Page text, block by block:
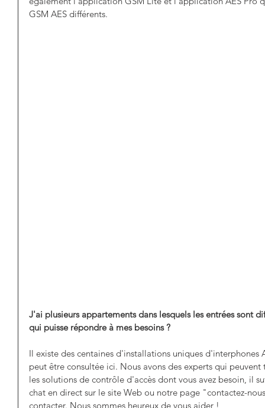
GSM AES différents.
J'ai plusieurs appartements dans lesquels les entrées sont
qui puisse répondre à mes besoins ?
Il existe des centaines d'installations uniques
peut être consultée ici. Nous avons des experts qui
les solutions de contrôle d'accès dont vous avez besoin, il
chat en direct sur le site Web ou notre page "contactez-
contacter. Nous sommes heureux de vous aider !